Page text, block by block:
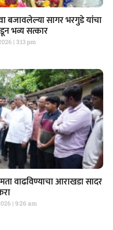
बजावलेल्या सागर भरगुडे यांचा
भव्य सत्कार
3:13 pm
वाढविण्याचा आराखडा सादर
9:26 am